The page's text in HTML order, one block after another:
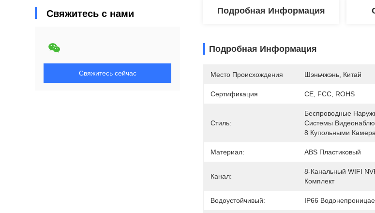
Свяжитесь с нами
Свяжитесь сейчас
Подробная Информация
Подробная Информация
Место Происхождения Шэньчжэнь, Китай
Сертификация CE, FCC, ROHS
Стиль:
Беспроводные
Системы
8 Купольными
Материал: ABS Пластиковый
Канал:
8-Канальный WIFI
Комплект
Водоустойчивый: IP66